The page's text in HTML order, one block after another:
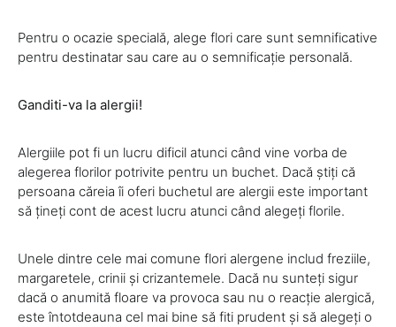
Pentru o ocazie specială, alege flori care sunt semnificative
pentru destinatar sau care au o semnificație personală.
Ganditi-va la alergii!
Alergiile pot fi un lucru dificil atunci când vine vorba de
alegerea florilor potrivite pentru un buchet. Dacă știți că
persoana căreia îi oferi buchetul are alergii este important
să țineți cont de acest lucru atunci când alegeți florile.
Unele dintre cele mai comune flori alergene includ freziile,
margaretele, crinii și crizantemele. Dacă nu sunteți sigur
dacă o anumită floare va provoca sau nu o reacție alergică,
este întotdeauna cel mai bine să fiti prudent și să alegeți o